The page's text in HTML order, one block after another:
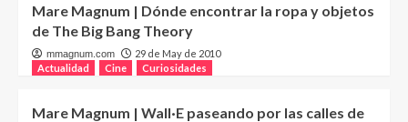
Mare Magnum | Dónde encontrar la ropa y objetos
de The Big Bang Theory
mmagnum.com
29 de May de 2010
Actualidad
Cine Curiosidades
Mare Magnum | Wall·E paseando por las calles de